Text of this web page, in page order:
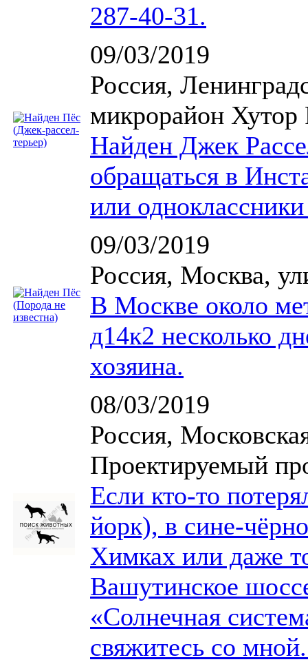
287-40-31.
09/03/2019
Россия,
микрорайон Хутор
Найден Джек
обращаться в
или
09/03/2019
Россия, Москва,
В Москве около
д14к2 несколько
хозяина.
08/03/2019
Россия,
Проектируемый
Если кто-то
йорк), в сине-
Химках или даже
Вашутинское
«Солнечная
свяжитесь со